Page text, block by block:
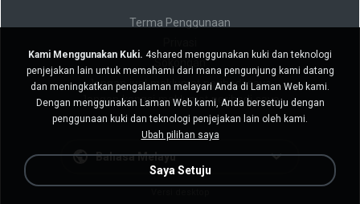
Terma Penggunaan
Jangan jual maklumat peribadi saya
Jangan kongsi maklumat peribadi saya
Bahasa Melayu
Kami Menggunakan Kuki. 4shared menggunakan kuki dan teknologi
penjejakan lain untuk memahami dari mana pengunjung kami datang
dan meningkatkan pengalaman melayari Anda di Laman Web kami.
Dengan menggunakan Laman Web kami, Anda bersetuju dengan
penggunaan kuki dan teknologi penjejakan lain oleh kami.
Ubah pilihan saya
Saya Setuju